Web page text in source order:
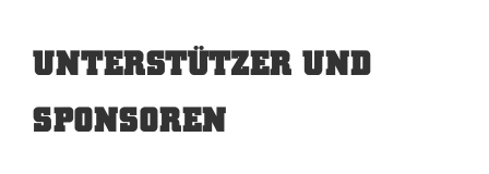
UNTERSTÜTZER UND
SPONSOREN